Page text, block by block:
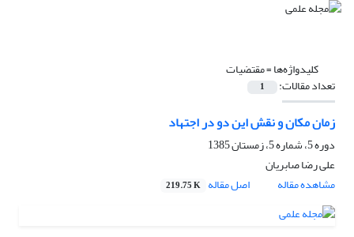
کلیدواژه‌ها =مقتضیات
تعداد مقالات: 1
زمان مکان و نقش این دو در اجتهاد
دوره 5، شماره 5، زمستان 1385
علی رضا صابریان
مشاهده مقاله
اصل مقاله 219.75 K